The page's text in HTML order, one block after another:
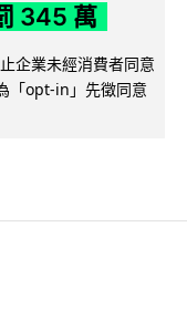
345 萬
企業未經消費者同意
「opt-in」先徵同意